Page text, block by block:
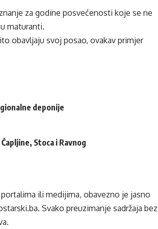
za godine posvećenosti koje se ne
maturanti.
obavljaju svoj posao, ovakav primjer
deponije
Stoca i Ravnog
ili medijima, obavezno je jasno
. Svako preuzimanje sadržaja bez